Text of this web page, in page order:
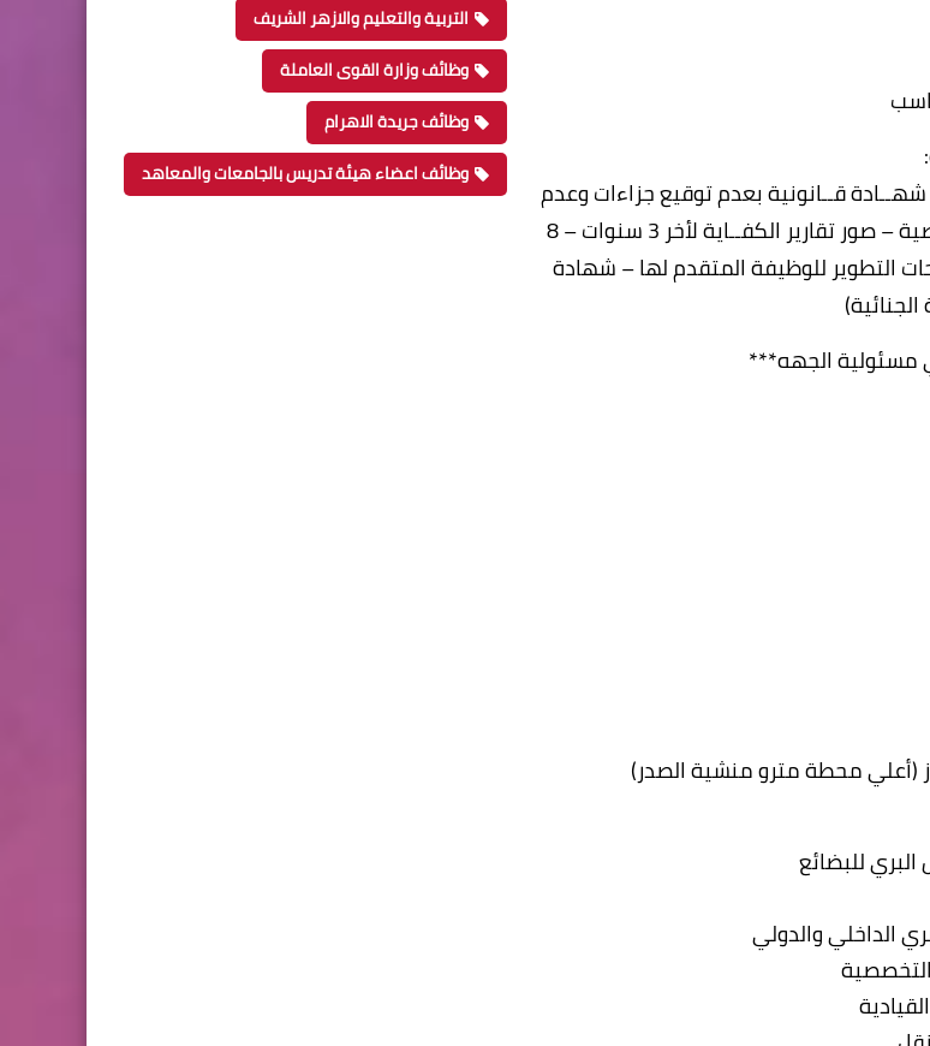
شهــادة قــانونية بعدم توقيع جزاءات وعدم
الإحالة إلي المحاكمة التأديبية أو الجنائية – صورة البطاقة الشخصية – صور تقارير الكفــاية لأخر 3 سنوات – 8
– بيان مقترحات التطوير للوظيفة المتقدم لها – شهادة
مسئولية الجهه***
(أعلي محطة مترو منشية الصدر)
للبضائع
الداخلي والدولي
التربية والتعليم والازهر الشريف
وظائف وزارة القوى العاملة
وظائف جريدة الاهرام
وظائف اعضاء هيئة تدريس بالجامعات والمعاهد